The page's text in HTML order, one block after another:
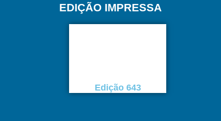
EDIÇÃO IMPRESSA
Edição 643